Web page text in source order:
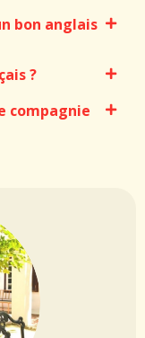
bon anglais
?
compagnie